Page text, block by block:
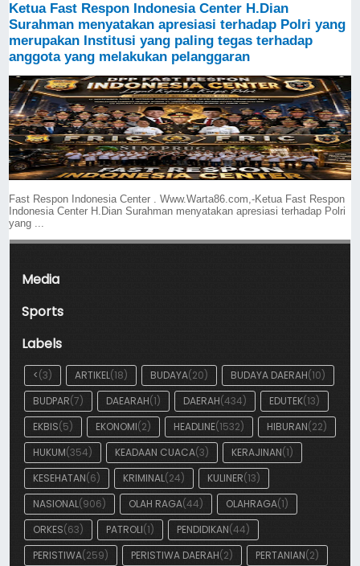
Ketua Fast Respon Indonesia Center H.Dian
Surahman menyatakan apresiasi terhadap Polri yang
merupakan Institusi yang paling tegas terhadap
anggota yang melakukan pelanggaran
Fast Respon Indonesia Center . Www.Warta86.com,-Ketua Fast Respon
Indonesia Center H.Dian Surahman menyatakan apresiasi terhadap Polri
yang ...
Media
Sports
Labels
<(3) ARTIKEL(18) BUDAYA(20) BUDAYA DAERAH(10)
BUDPAR(7) DAEARAH(1) DAERAH(434) EDUTEK(13)
EKBIS(5) EKONOMI(2) HEADLINE(1532) HIBURAN(22)
HUKUM(354) KEADAAN CUACA(3) KERAJINAN(1)
KESEHATAN(6) KRIMINAL(24) KULINER(13)
NASIONAL(906) OLAH RAGA(44) OLAHRAGA(1)
ORKES(63) PATROLI(1) PENDIDIKAN(44)
PERISTIWA(259) PERISTIWA DAERAH(2) PERTANIAN(2)